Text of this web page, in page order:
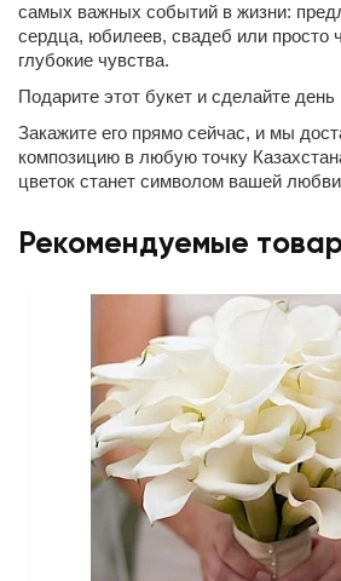
самых важных событий в жизни:
сердца, юбилеев, свадеб или просто
глубокие чувства.
Подарите этот букет и сделайте
Закажите его прямо сейчас, и мы
композицию в любую точку
цветок станет символом вашей любви
Рекомендуемые